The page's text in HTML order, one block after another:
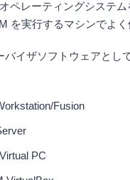
ペレーティングシステ
を実行するマシンでよく
バイザソフトウェアとし
Fusion
PC